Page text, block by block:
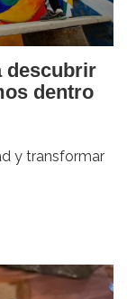
descubrir
dentro
y transformar